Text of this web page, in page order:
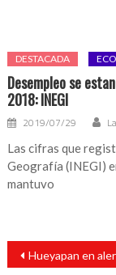
DESTACADA
Desempleo se
2018: INEGI
2019/07/29
Las cifras que
Geografía (INEGI)
mantuvo
Navegación
entradas
Hueyapan en alerta por las lluvias